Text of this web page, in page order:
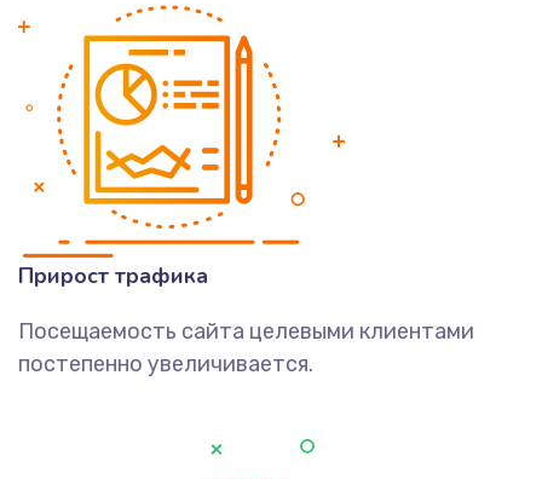
Прирост трафика
Посещаемость сайта целевыми клиентами
постепенно увеличивается.